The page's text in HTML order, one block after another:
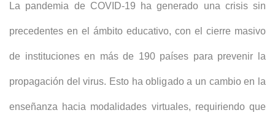
La pandemia de COVID-19 ha generado una crisis sin
precedentes en el ámbito educativo, con el cierre masivo
de instituciones en más de 190 países para prevenir la
propagación del virus. Esto ha obligado a un cambio en la
enseñanza hacia modalidades virtuales, requiriendo que